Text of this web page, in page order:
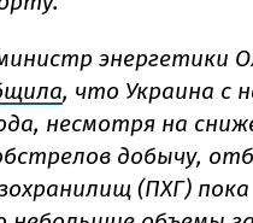
энергетики
, что Украина с
несмотря на
добычу,
(ПХГ) пока